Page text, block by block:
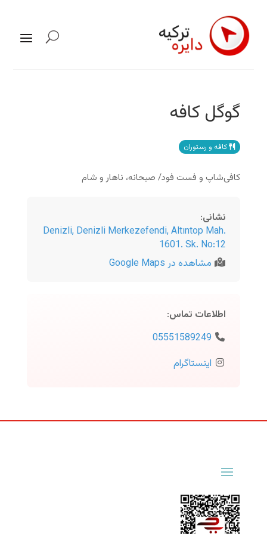
گوگل کافه
کافه و رستوران
کافی‌شاپ و فست فود/ صبحانه، ناهار و شام
نشانی:
Denizli, Denizli Merkezefendi, Altıntop Mah.
1601. Sk. No:12
مشاهده در Google Maps
اطلاعات تماس:
05551589249
اینستاگرام